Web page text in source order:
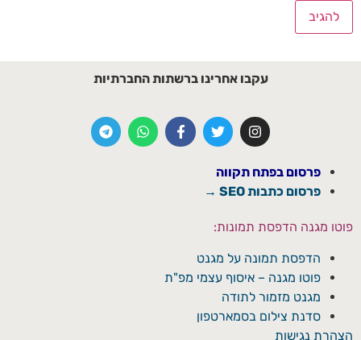
עקבו אחרינו ברשתות החברתיות
פרסום בפתח תקווה
פרסום כתבות SEO →
פוטו מגנה הדפסת תמונות:
הדפסת תמונה על מגנט
פוטו מגנה – איסוף עצמי מפ"ת
מגנט מזמור לתודה
סדנת צילום בסמארטפון
הצהרת נגישות